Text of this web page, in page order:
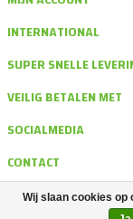
INTERNATIONAL
SUPER SNELLE
VEILIG BETALEN MET
SOCIALMEDIA
CONTACT
Wij slaan cookies op